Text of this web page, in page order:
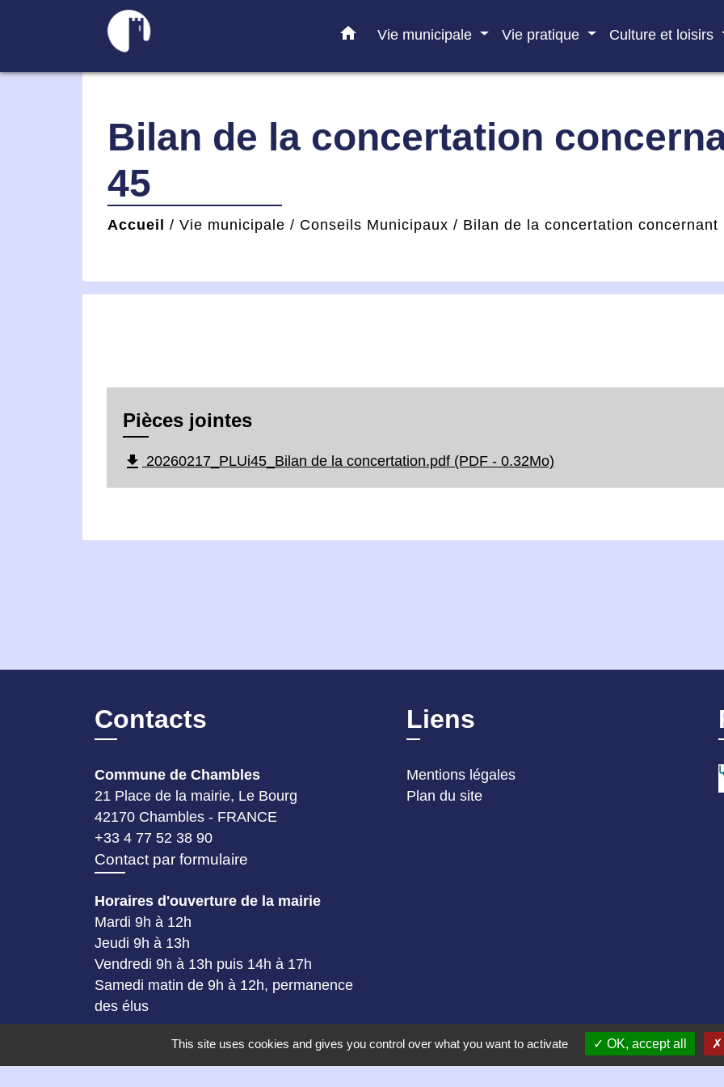
home Vie municipale Vie pratique Culture et loisirs
Bilan de la concertation
45
Accueil / Vie municipale / Conseils Municipaux / Bilan de la concertation concernant
Pièces jointes
file_download 20260217_PLUi45_Bilan de la concertation.pdf (PDF - 0.32Mo)
Contacts
Commune de Chambles
21 Place de la mairie, Le Bourg
42170 Chambles - FRANCE
+33 4 77 52 38 90
Contact par formulaire
Horaires d'ouverture de la mairie
Mardi 9h à 12h
Jeudi 9h à 13h
Vendredi 9h à 13h puis 14h à 17h
Samedi matin de 9h à 12h, permanence
des élus
Liens
Mentions légales
Plan du site
This site uses cookies and gives you control over what you want to activate OK, accept all